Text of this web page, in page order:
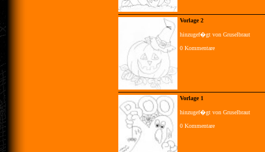
Vorlage 2
hinzugef�gt von Gruselbraut
0 Kommentare
Vorlage 1
hinzugef�gt von Gruselbraut
0 Kommentare